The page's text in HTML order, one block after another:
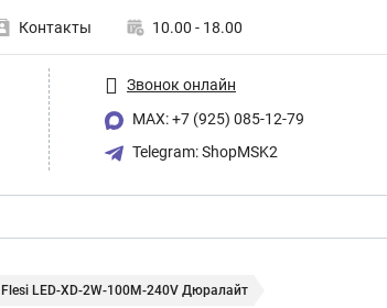
Контакты 10.00 - 18.00
Звонок онлайн
MAX: +7 (925) 085-12-79
Telegram: ShopMSK2
Flesi LED-XD-2W-100M-240V Дюралайт